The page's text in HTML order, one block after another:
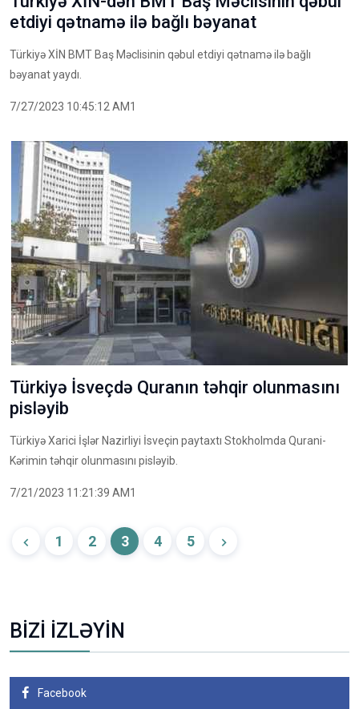
etdiyi qətnamə ilə bağlı bəyanat
Türkiyə XİN BMT Baş Məclisinin qəbul etdiyi qətnamə ilə bağlı
bəyanat yaydı.
7/27/2023 10:45:12 AM1
Türkiyə İsveçdə Quranın təhqir olunmasını
pisləyib
Türkiyə Xarici İşlər Nazirliyi İsveçin paytaxtı Stokholmda Qurani-
Kərimin təhqir olunmasını pisləyib.
7/21/2023 11:21:39 AM1
1 2 3 4 5
BİZİ İZLƏYİN
Facebook